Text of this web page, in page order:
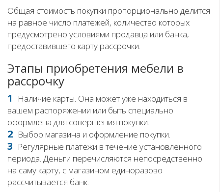
Общая стоимость покупки пропорционально делится
на равное число платежей, количество которых
предусмотрено условиями продавца или банка,
предоставившего карту рассрочки.
Этапы приобретения мебели в
рассрочку
Наличие карты. Она может уже находиться в
вашем распоряжении или быть специально
оформлена для совершения покупки.
Выбор магазина и оформление покупки.
Регулярные платежи в течение установленного
периода. Деньги перечисляются непосредственно
на саму карту, с магазином единоразово
рассчитывается банк.